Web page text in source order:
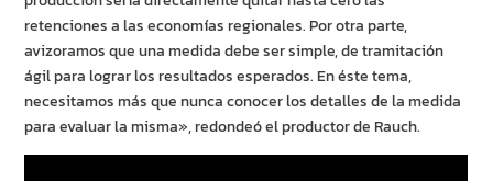
retenciones a las economías regionales. Por otra parte,
avizoramos que una medida debe ser simple, de tramitación
ágil para lograr los resultados esperados. En éste tema,
necesitamos más que nunca conocer los detalles de la medida
para evaluar la misma», redondeó el productor de Rauch.